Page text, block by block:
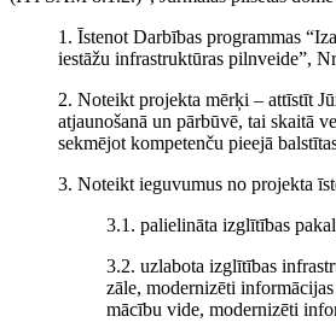
1. Īstenot Darbības programmas
iestāžu infrastruktūras pilnveide”,
2. Noteikt projekta mērķi – attīstīt
atjaunošanā un pārbūvē, tai skaitā
sekmējot kompetenču pieejā
3. Noteikt ieguvumus no projekta
3.1. palielināta izglītības
3.2. uzlabota izglītības
zāle, modernizēti
mācību vide, modernizēti